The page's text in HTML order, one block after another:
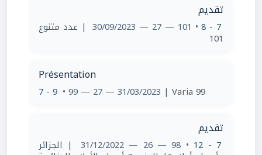
تقديم
7 - 8
• 101 — 27 — 30/09/2023 | عدد متنوع
101
Présentation
7 - 9 • 99 — 27 — 31/03/2023 | Varia 99
تقديم
7 - 12
• 98 — 26 — 31/12/2022 | الجزائر